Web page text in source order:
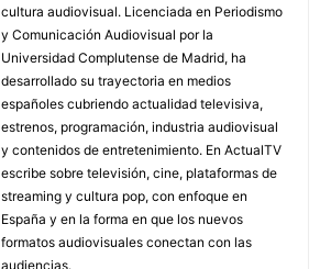
cultura audiovisual. Licenciada en Periodismo
y Comunicación Audiovisual por la
Universidad Complutense de Madrid, ha
desarrollado su trayectoria en medios
españoles cubriendo actualidad televisiva,
estrenos, programación, industria audiovisual
y contenidos de entretenimiento. En ActualTV
escribe sobre televisión, cine, plataformas de
streaming y cultura pop, con enfoque en
España y en la forma en que los nuevos
formatos audiovisuales conectan con las
audiencias.